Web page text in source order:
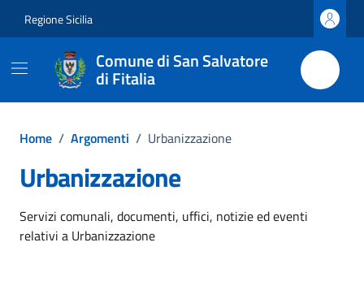
Regione Sicilia
Comune di San Salvatore
di Fitalia
Home / Argomenti / Urbanizzazione
Urbanizzazione
Dettagli dell'argomento
Servizi comunali, documenti, uffici, notizie ed eventi
relativi a Urbanizzazione